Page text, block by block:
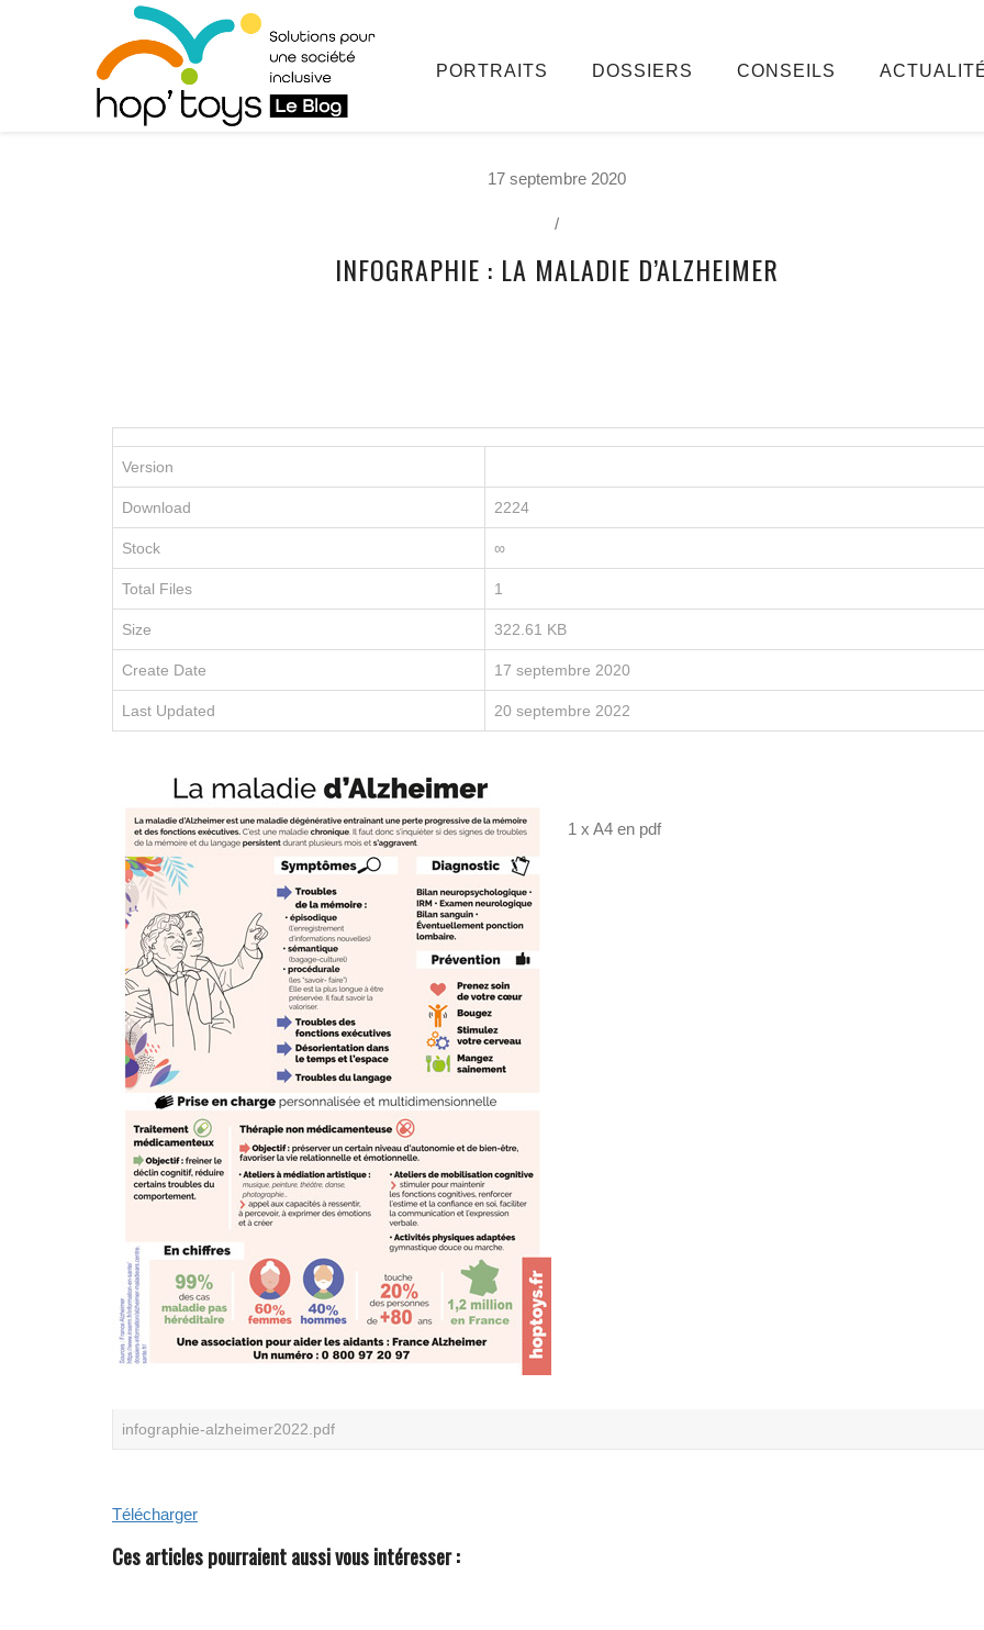
PORTRAITS DOSSIERS CONSEILS
17 septembre 2020
/
INFOGRAPHIE : LA MALADIE D’ALZHEIMER
Version
Download 2224
Stock ∞
Total Files 1
Size 322.61 KB
Create Date 17 septembre 2020
Last Updated 20 septembre 2022
1 x A4 en pdf
infographie-alzheimer2022.pdf
Télécharger
Ces articles pourraient aussi vous intéresser :